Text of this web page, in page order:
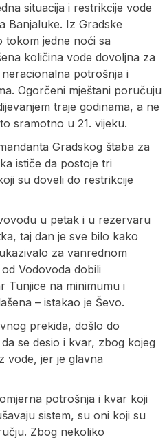
situacija i restrikcije vode
Banjaluke. Iz Gradske
tokom jedne noći sa
količina vode dovoljna za
potrošnja i
Ogorčeni mještani poručuju
traje godinama, a ne
sramotno u 21. vijeku.
Gradskog štaba za
ističe da postoje tri
su doveli do restrikcije
u petak i u rezervaru
taj dan je sve bilo kako
za vanrednom
Vodovoda dobili
Tunjice na minimumu i
– istakao je Ševo.
prekida, došlo do
se desio i kvar, zbog kojeg
vode, jer je glavna
potrošnja i kvar koji
sistem, su oni koji su
Zbog nekoliko